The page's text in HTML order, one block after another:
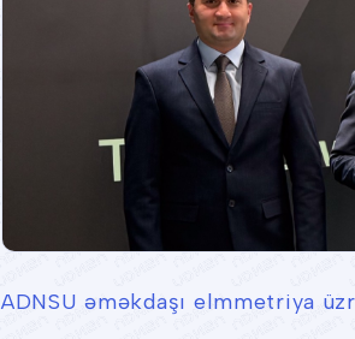
ADNSU əməkdaşı elmmetriya